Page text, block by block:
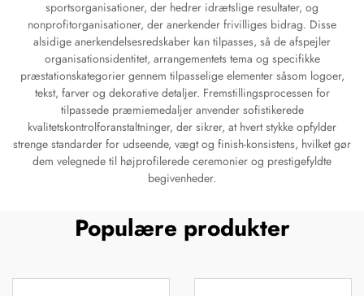
sportsorganisationer, der hedrer idrætslige resultater, og
nonprofitorganisationer, der anerkender frivilliges bidrag. Disse
alsidige anerkendelsesredskaber kan tilpasses, så de afspejler
organisationsidentitet, arrangementets tema og specifikke
præstationskategorier gennem tilpasselige elementer såsom logoer,
tekst, farver og dekorative detaljer. Fremstillingsprocessen for
tilpassede præmiemedaljer anvender sofistikerede
kvalitetskontrolforanstaltninger, der sikrer, at hvert stykke opfylder
strenge standarder for udseende, vægt og finish-konsistens, hvilket gør
dem velegnede til højprofilerede ceremonier og prestigefyldte
begivenheder.
Populære produkter